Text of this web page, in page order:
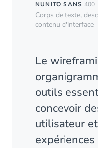
NUNITO SANS400
Corps de texte,
contenu d'interface
Le
outils
concevoir
utilisateur